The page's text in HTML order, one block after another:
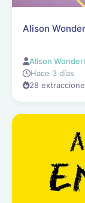
Alison
Alison
Hace 3 días
28